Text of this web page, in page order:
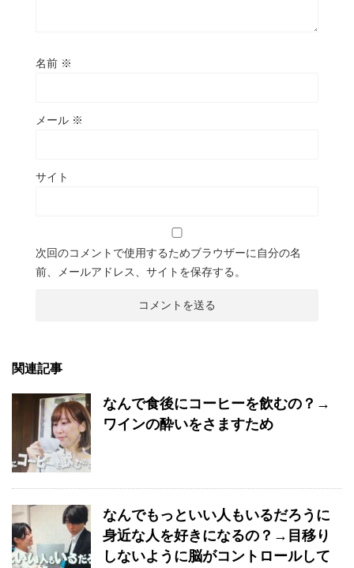
名前 ※
メール ※
サイト
次回のコメントで使用するためブラウザーに自分の名
前、メールアドレス、サイトを保存する。
関連記事
なんで食後にコーヒーを飲むの？→
ワインの酔いをさますため
なんでもっといい人もいるだろうに
身近な人を好きになるの？→目移り
しないように脳がコントロールして